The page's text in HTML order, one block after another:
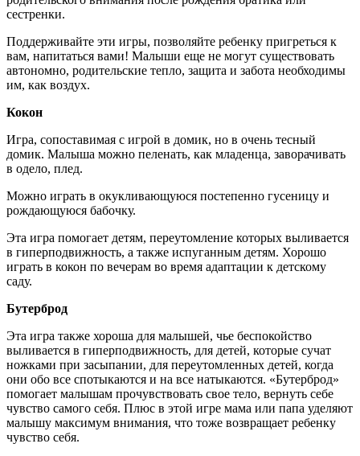
сестренки.
Поддерживайте эти игры, позволяйте ребенку пригреться к
вам, напитаться вами! Малыши еще не могут существовать
автономно, родительские тепло, защита и забота необходимы
им, как воздух.
Кокон
Игра, сопоставимая с игрой в домик, но в очень тесный
домик. Малыша можно пеленать, как младенца, заворачивать
в одело, плед.
Можно играть в окукливающуюся постепенно гусеницу и
рождающуюся бабочку.
Эта игра помогает детям, переутомление которых выливается
в гиперподвижность, а также испуганным детям. Хорошо
играть в кокон по вечерам во время адаптации к детскому
саду.
Бутерброд
Эта игра также хороша для малышей, чье беспокойство
выливается в гиперподвижность, для детей, которые сучат
ножками при засыпании, для переутомленных детей, когда
они обо все спотыкаются и на все натыкаются. «Бутерброд»
помогает малышам прочувствовать свое тело, вернуть себе
чувство самого себя. Плюс в этой игре мама или папа уделяют
малышу максимум внимания, что тоже возвращает ребенку
чувство себя.